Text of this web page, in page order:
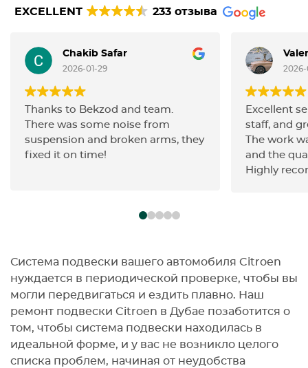
EXCELLENT 233 отзыва
Chakib Safar
2026-01-29
Thanks to Bekzod and team.
There was some noise from
suspension and broken arms, they
fixed it on time!
Excellent
staff, and
The work
and the
Highly
Система подвески вашего автомобиля Citroen
нуждается в периодической проверке, чтобы вы
могли передвигаться и ездить плавно. Наш
ремонт подвески Citroen в Дубае позаботится о
том, чтобы система подвески находилась в
идеальной форме, и у вас не возникло целого
списка проблем, начиная от неудобства